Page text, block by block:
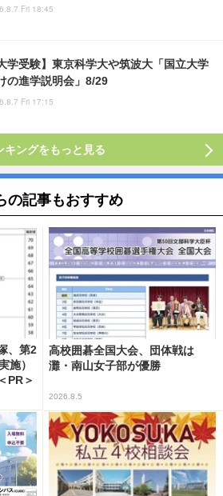
Fri 18:45
大学受験】東京科学大や筑波大「国立大学
の進学説明会」8/29
Fri 17:15
キングをもっと見る
の記事もおすすめ
、第2
施）
PR＞
高校囲碁全国大会、団体戦は
灘・南山女子部が優勝
2026.8.5